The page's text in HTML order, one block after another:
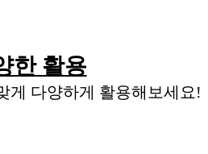
한 활용
게 다양하게 활용해보세요!